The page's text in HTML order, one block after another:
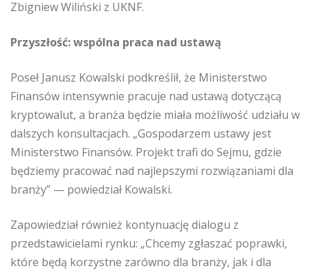
Zbigniew Wiliński z UKNF.
Przyszłość: wspólna praca nad ustawą
Poseł Janusz Kowalski podkreślił, że Ministerstwo
Finansów intensywnie pracuje nad ustawą dotyczącą
kryptowalut, a branża będzie miała możliwość udziału w
dalszych konsultacjach. „Gospodarzem ustawy jest
Ministerstwo Finansów. Projekt trafi do Sejmu, gdzie
będziemy pracować nad najlepszymi rozwiązaniami dla
branży” — powiedział Kowalski.
Zapowiedział również kontynuację dialogu z
przedstawicielami rynku: „Chcemy zgłaszać poprawki,
które będą korzystne zarówno dla branży, jak i dla